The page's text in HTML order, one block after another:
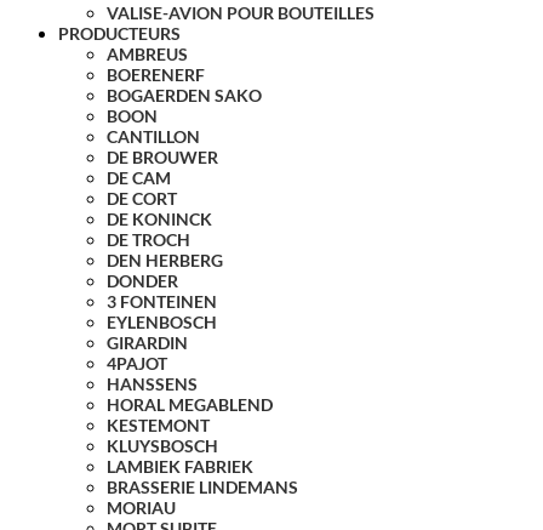
VALISE-AVION POUR BOUTEILLES
PRODUCTEURS
AMBREUS
BOERENERF
BOGAERDEN SAKO
BOON
CANTILLON
DE BROUWER
DE CAM
DE CORT
DE KONINCK
DE TROCH
DEN HERBERG
DONDER
3 FONTEINEN
EYLENBOSCH
GIRARDIN
4PAJOT
HANSSENS
HORAL MEGABLEND
KESTEMONT
KLUYSBOSCH
LAMBIEK FABRIEK
BRASSERIE LINDEMANS
MORIAU